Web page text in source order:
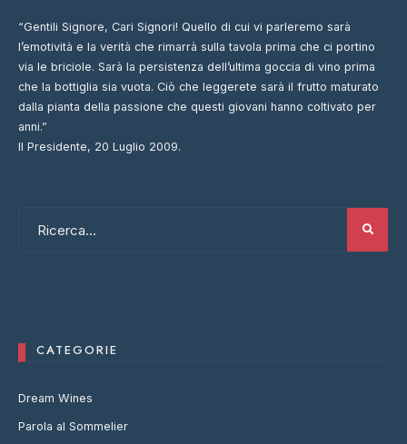
“Gentili Signore, Cari Signori! Quello di cui vi parleremo sarà
l’emotività e la verità che rimarrà sulla tavola prima che ci portino
via le briciole. Sarà la persistenza dell’ultima goccia di vino prima
che la bottiglia sia vuota. Ciò che leggerete sarà il frutto maturato
dalla pianta della passione che questi giovani hanno coltivato per
anni.”
Il Presidente, 20 Luglio 2009.
CATEGORIE
Dream Wines
Parola al Sommelier